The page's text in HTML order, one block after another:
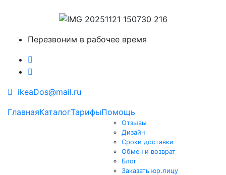
Перезвоним в рабочее время
ikeaDos@mail.ru
ГлавнаяКаталогТарифыПомощь
Отзывы
Дизайн
Сроки доставки
Обмен и возврат
Блог
Заказать юр.лицу